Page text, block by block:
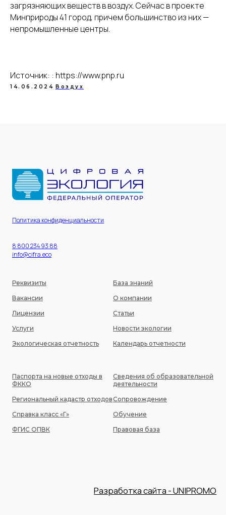
загрязняющих веществ в воздух. Сейчас в проекте
Минприроды 41 город, причем большинство из них —
непромышленные центры.
Источник: : https://www.pnp.ru
14.06.2024 Воздух
Политика конфиденциальности
8 800 234 93 88
info@cifra.eco
Реквизиты
Вакансии
Лицензии
Услуги
Экологическая отчетность
База знаний
О компании
Статьи
Новости экологии
Календарь отчетности
Паспорта на новые отходы в
ФККО
Региональный кадастр отходов
Справка класс «Г»
ФГИС ОПВК
Сведения об образовательной
деятельности
Сопровождение
Обучение
Правовая база